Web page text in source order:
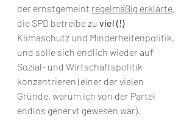
der ernstgemeint regelmäßig erklärte,
die SPD betreibe zu viel (!)
Klimaschutz und Minderheitenpolitik,
und solle sich endlich wieder auf
Sozial- und Wirtschaftspolitik
konzentrieren (einer der vielen
Gründe, warum ich von der Partei
endlos genervt gewesen war).